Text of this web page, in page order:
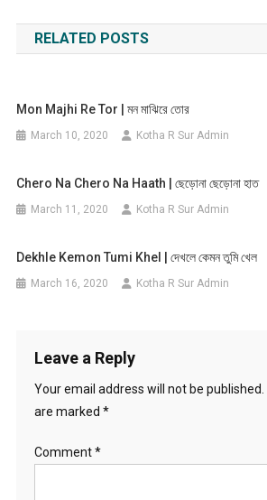
navigation
RELATED POSTS
Mon Majhi Re Tor | মন মাঝিরে তোর
March 10, 2020 Kotha R Sur Admin
Chero Na Chero Na Haath | ছেড়োনা ছেড়োনা হাত
March 11, 2020 Kotha R Sur Admin
Dekhle Kemon Tumi Khel | দেখলে কেমন তুমি খেল
March 16, 2020 Kotha R Sur Admin
Leave a Reply
Your email address will not be published.
are marked *
Comment*